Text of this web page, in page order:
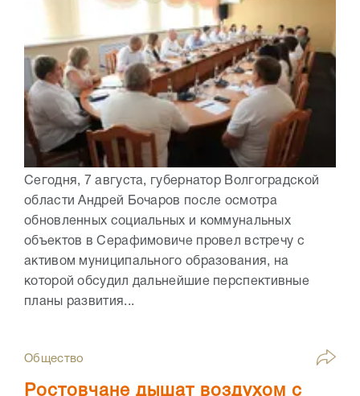
Сегодня, 7 августа, губернатор Волгоградской
области Андрей Бочаров после осмотра
обновленных социальных и коммунальных
объектов в Серафимовиче провел встречу с
активом муниципального образования, на
которой обсудил дальнейшие перспективные
планы развития...
Общество
Ростовчане дышат воздухом с